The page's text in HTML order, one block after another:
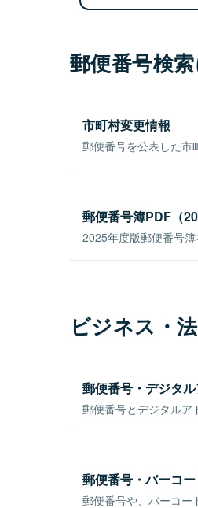
郵便番号検
市町村変更情報
郵便番号を公表した市
郵便番号簿PDF（
2025年度版郵便番号簿
ビジネス・
郵便番号・デジタ
郵便番号とデジタルア
郵便番号・バーコ
郵便番号や、バーコー